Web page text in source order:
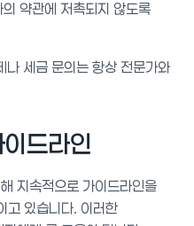
약관에 저촉되지 않도록
나 세금 문의는 항상 전문가와
드라인
지속적으로 가이드라인을
고 있습니다. 이러한